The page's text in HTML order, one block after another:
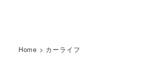
Home > カーライフ